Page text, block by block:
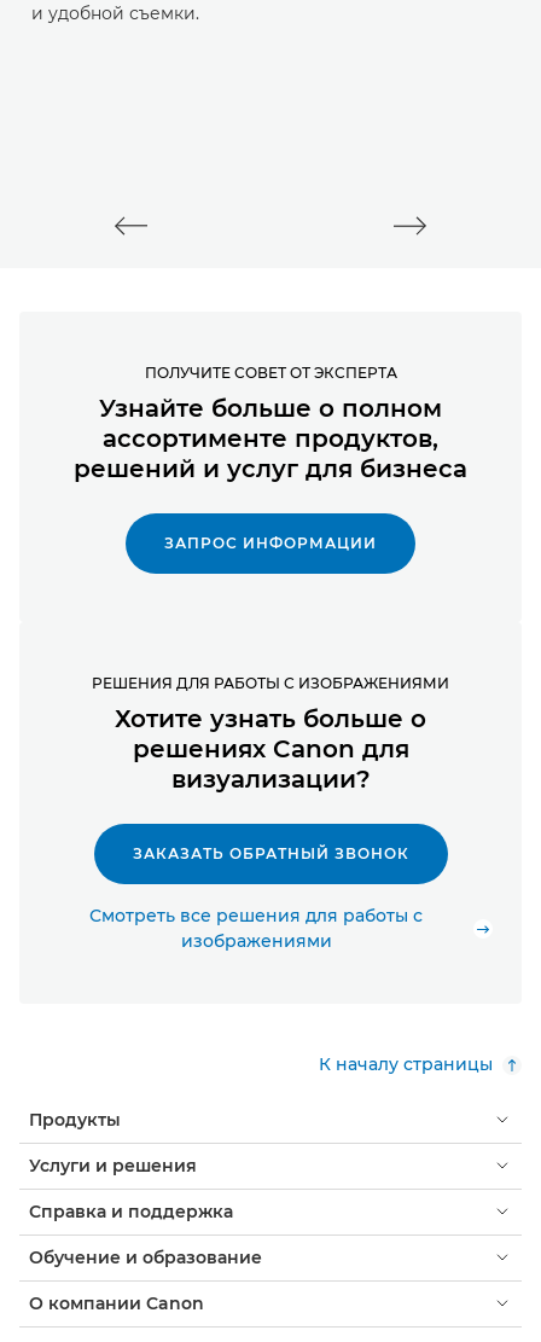
и удобной съемки.
ПОЛУЧИТЕ СОВЕТ ОТ ЭКСПЕРТА
Узнайте больше о полном
ассортименте продуктов,
решений и услуг для бизнеса
ЗАПРОС ИНФОРМАЦИИ
РЕШЕНИЯ ДЛЯ РАБОТЫ С ИЗОБРАЖЕНИЯМИ
Хотите узнать больше о
решениях Canon для
визуализации?
ЗАКАЗАТЬ ОБРАТНЫЙ ЗВОНОК
Смотреть все решения для работы с
изображениями
К началу страницы
Продукты
Услуги и решения
Справка и поддержка
Обучение и образование
О компании Canon